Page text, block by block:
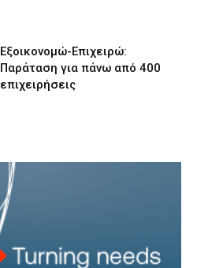
Εξοικονομώ-Επιχειρώ:
Παράταση για πάνω από 400
επιχειρήσεις